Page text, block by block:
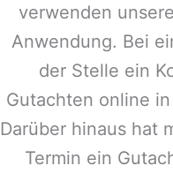
verwenden
Anwendung. Bei
der Stelle ein
Gutachten online
Darüber hinaus hat
Termin ein